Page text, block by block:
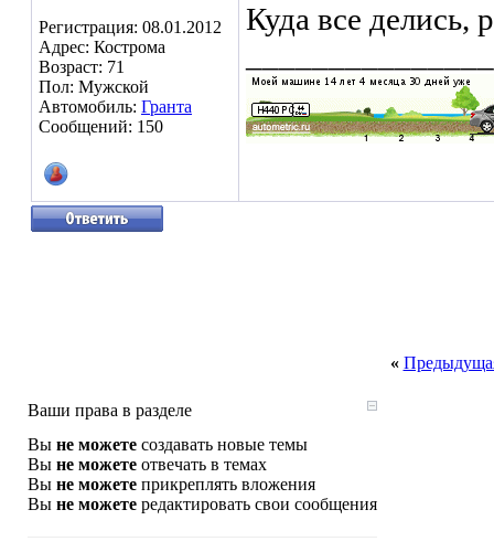
Регистрация: 08.01.2012
Адрес: Кострома
Возраст: 71
Пол: Мужской
Автомобиль: Гранта
Сообщений: 150
Куда все делись,
«
Ваши права в разделе
Вы не можете создавать новые темы
Вы не можете отвечать в темах
Вы не можете прикреплять вложения
Вы не можете редактировать свои сообщения